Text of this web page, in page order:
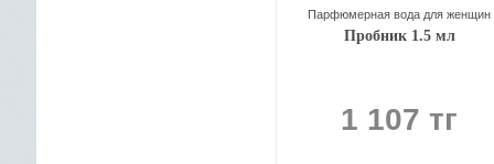
Парфюмерная вода для женщин
Пробник 1.5 мл
1 107 тг